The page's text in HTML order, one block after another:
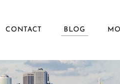
CONTACT BLOG